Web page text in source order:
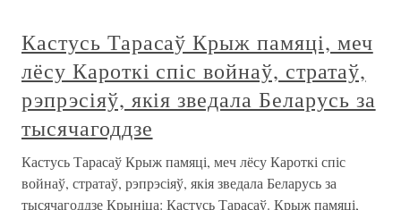
Кастусь Тарасаў Крыж памяці, меч
лёсу Кароткі спіс войнаў, стратаў,
рэпрэсіяў, якія зведала Беларусь за
тысячагоддзе
Кастусь Тарасаў Крыж памяці, меч лёсу Кароткі спіс
войнаў, стратаў, рэпрэсіяў, якія зведала Беларусь за
тысячагоддзе Крыніца: Кастусь Тарасаў. Крыж памяці,